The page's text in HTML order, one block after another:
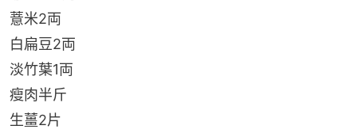
薏米2両
白扁豆2両
淡竹葉1両
瘦肉半斤
生薑2片